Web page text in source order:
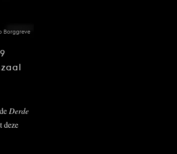
Borggreve
Derde
deze